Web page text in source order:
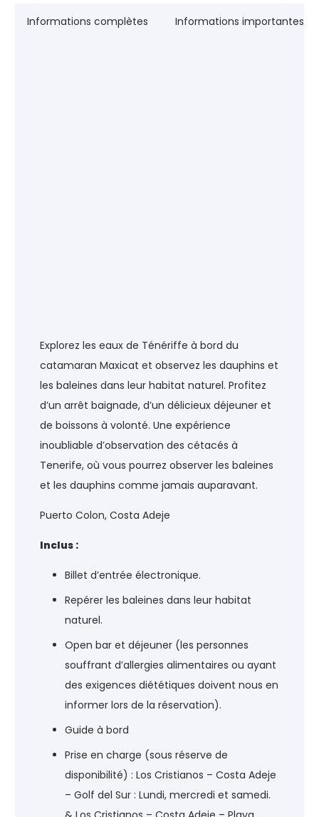
Informations complètes Informations importantes
Explorez les eaux de Ténériffe à bord du
catamaran Maxicat et observez les dauphins et
les baleines dans leur habitat naturel. Profitez
d’un arrêt baignade, d’un délicieux déjeuner et
de boissons à volonté. Une expérience
inoubliable d’observation des cétacés à
Tenerife, où vous pourrez observer les baleines
et les dauphins comme jamais auparavant.
Puerto Colon, Costa Adeje
Inclus :
Billet d’entrée électronique.
Repérer les baleines dans leur habitat
naturel.
Open bar et déjeuner (les personnes
souffrant d’allergies alimentaires ou ayant
des exigences diététiques doivent nous en
informer lors de la réservation).
Guide à bord
Prise en charge (sous réserve de
disponibilité) : Los Cristianos – Costa Adeje
– Golf del Sur : Lundi, mercredi et samedi.